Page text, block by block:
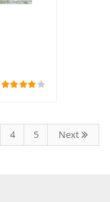
4 5 Next